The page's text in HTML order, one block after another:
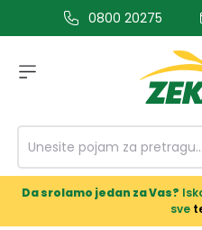
glavni sadržaj0800 20275
Da srolamo jedan za Vas?
sve